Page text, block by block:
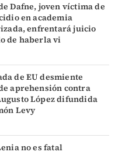
Dafne, joven víctima de
en academia
enfrentará juicio
de haberla vi
de EU desmiente
aprehensión contra
López difundida
Levy
no es fatal